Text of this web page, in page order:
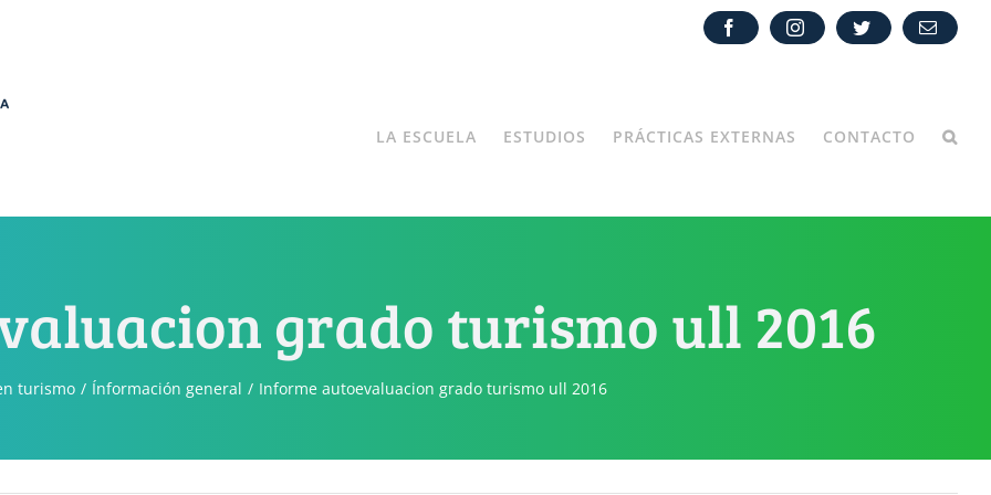
FacebookInstagramTwitter
Correo
LA ESCUELA ESTUDIOS PRÁCTICAS EXTERNAS CONTACTO
grado turismo ull 2016
turismo Ínformación general Informe autoevaluacion grado turismo ull 2016